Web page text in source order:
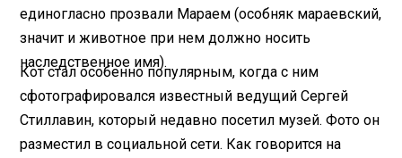
единогласно прозвали Мараем (особняк мараевский,
значит и животное при нем должно носить
наследственное имя).
Кот стал особенно популярным, когда с ним
сфотографировался известный ведущий Сергей
Стиллавин, который недавно посетил музей. Фото он
разместил в социальной сети. Как говорится на